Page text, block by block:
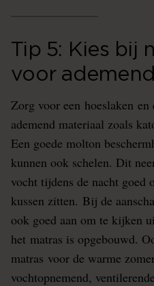
Tip 5: Kies bij
voor
Zorg voor een hoeslaken en
ademend materiaal zoals
Een goede molton
kunnen ook schelen. Dit
vocht tijdens de nacht goed
kussen zitten. Bij de
ook goed aan om te kijken
het matras is opgebouwd.
matras voor de warme
vochtopnemend,